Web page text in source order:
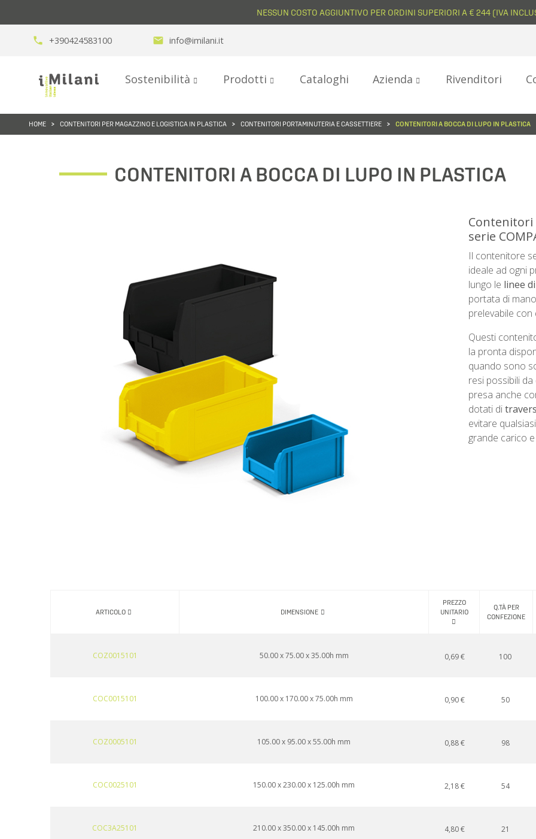
NESSUN COSTO AGGIUNTIVO PER ORDINI SUPERIORI A € 244 (IVA
phone +390424583100 email info@imilani.it
Sostenibilità Prodotti Cataloghi Azienda Rivenditori
HOME CONTENITORI PER MAGAZZINO E LOGISTICA IN PLASTICA CONTENITORI PORTAMINUTERIA E CASSETTIERE CONTENITORI A BOCCA DI LUPO IN PLASTICA
CONTENITORI A BOCCA DI LUPO IN PLASTICA
serie
Il contenitore
ideale ad ogni
lungo le linee
portata di
prelevabile con
Questi
la pronta
quando sono
resi possibili
presa anche
dotati di
evitare
grande carico
ARTICOLO DIMENSIONE
PREZZO
UNITARIO
Q.TÀ PER
CONFEZIONE
COZ0015101 50.00 x 75.00 x 35.00h mm 0,69 € 100
COC0015101 100.00 x 170.00 x 75.00h mm 0,90 € 50
COZ0005101 105.00 x 95.00 x 55.00h mm 0,88 € 98
COC0025101 150.00 x 230.00 x 125.00h mm 2,18 € 54
COC3A25101 210.00 x 350.00 x 145.00h mm 4,80 € 21